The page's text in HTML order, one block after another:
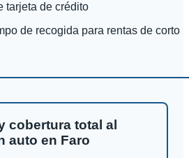
tarjeta de crédito
de recogida para rentas de corto
cobertura total al
auto en Faro